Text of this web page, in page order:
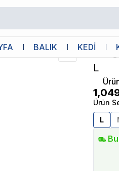
BALIK KEDİKong
L
Ürün
L